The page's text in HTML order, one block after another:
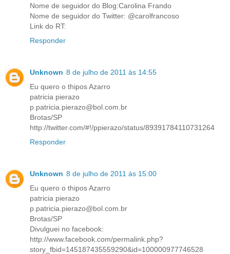
Nome de seguidor do Blog:Carolina Frando
Nome de seguidor do Twitter: @carolfrancoso
Link do RT:
Responder
Unknown 8 de julho de 2011 às 14:55
Eu quero o thipos Azarro
patricia pierazo
p.patricia.pierazo@bol.com.br
Brotas/SP
http://twitter.com/#!/ppierazo/status/89391784110731264
Responder
Unknown 8 de julho de 2011 às 15:00
Eu quero o thipos Azarro
patricia pierazo
p.patricia.pierazo@bol.com.br
Brotas/SP
Divulguei no facebook:
http://www.facebook.com/permalink.php?
story_fbid=145187435559290&id=100000977746528